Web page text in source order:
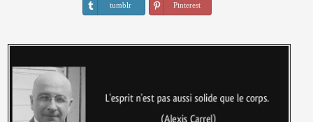
tumblr Pinterest